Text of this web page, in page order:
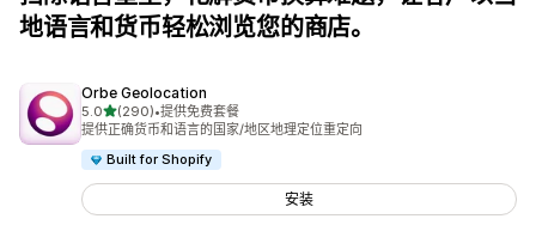
地语言和货币轻松浏览您的商店。
Orbe Geolocation
5.0星（满分 5 星）
(290)
总共 290 条评论
•提供免费套餐
提供正确货币和语言的国家/地区地理定位重定向
Built for Shopify
安装